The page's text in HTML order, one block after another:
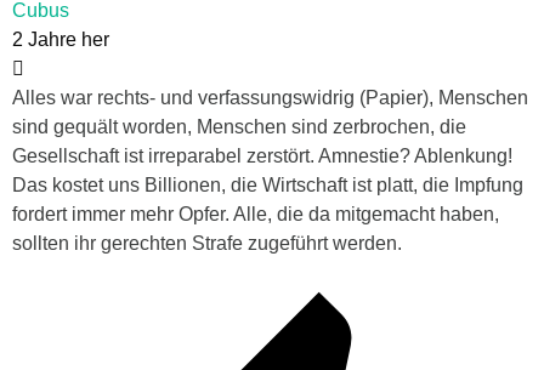
Cubus
2 Jahre her
Alles war rechts- und verfassungswidrig (Papier), Menschen
sind gequält worden, Menschen sind zerbrochen, die
Gesellschaft ist irreparabel zerstört. Amnestie? Ablenkung!
Das kostet uns Billionen, die Wirtschaft ist platt, die Impfung
fordert immer mehr Opfer. Alle, die da mitgemacht haben,
sollten ihr gerechten Strafe zugeführt werden.